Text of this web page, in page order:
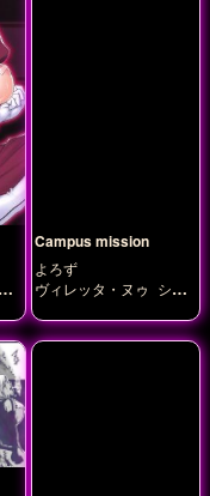
Campus mission
よろず
ヴィレッタ・ヌゥ シャ
レイ・アッシュフォー
ド 紅月カレン